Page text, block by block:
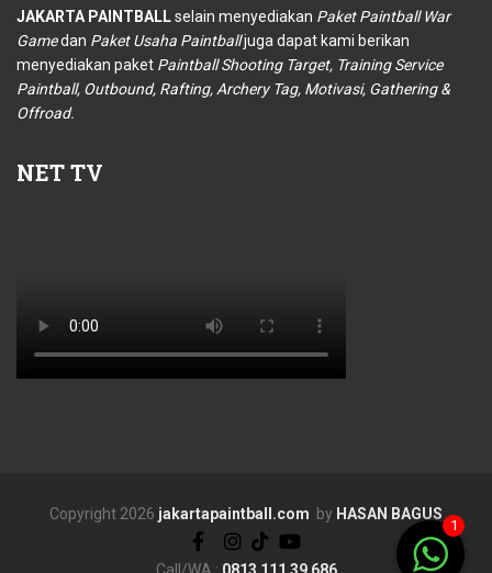
JAKARTA PAINTBALLselain menyediakan Paket Paintball War
Gamedan Paket Usaha Paintballjuga dapat kami berikan
menyediakan paket Paintball Shooting Target, Training Service
Paintball, Outbound, Rafting, Archery Tag, Motivasi, Gathering &
Offroad.
NETTV
Copyright 2026 jakartapaintball.com by HASAN BAGUS
Call/WA : 0813 111 39 686
1